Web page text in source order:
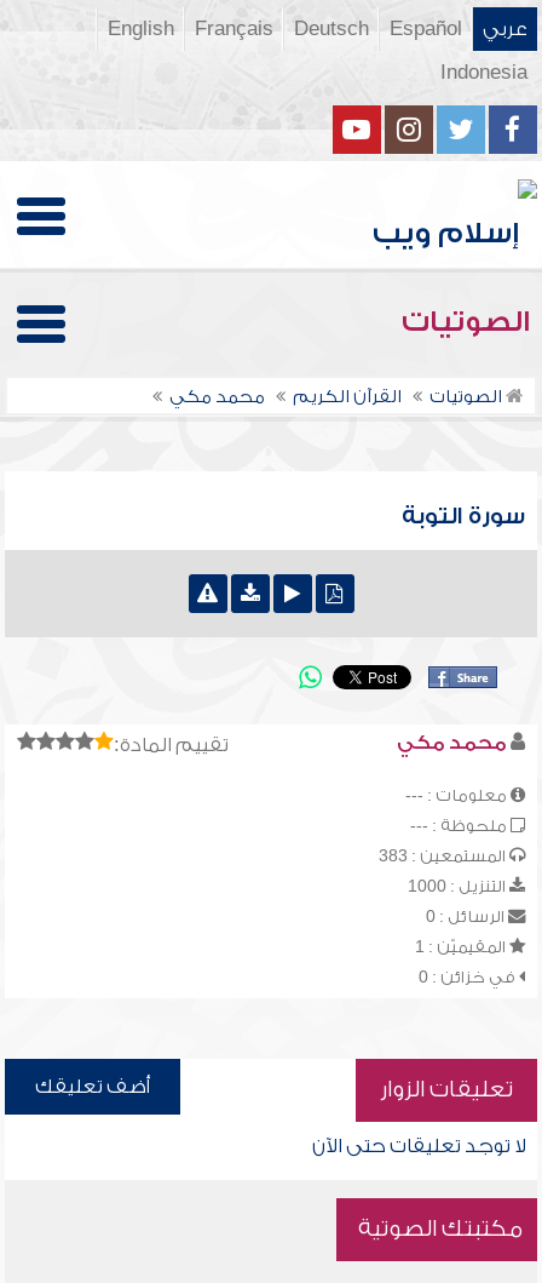
عربي Español
Deutsch
Français
English
Indonesia
الصوتيات
الصوتيات القرآن الكريم محمد مكي
سورة التوبة
تقييم المادة: محمد مكي
معلومات : ---
ملحوظة : ---
المستمعين : 383
التنزيل : 1000
الرسائل : 0
المقيميّن : 1
في خزائن : 0
تعليقات الزوار أضف تعليقك
لا توجد تعليقات حتى الآن
مكتبتك الصوتية